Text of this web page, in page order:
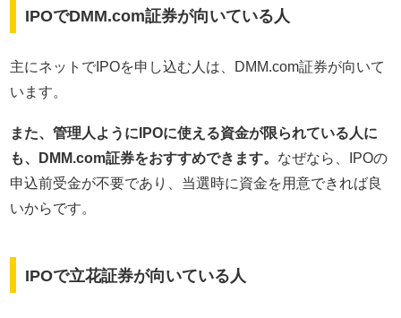
IPOでDMM.com証券が向いている人
主にネットでIPOを申し込む人は、DMM.com証券が向いて
います。
また、管理人ようにIPOに使える資金が限られている人に
も、DMM.com証券をおすすめできます。 なぜなら、IPOの
申込前受金が不要であり、当選時に資金を用意できれば良
いからです。
IPOで立花証券が向いている人